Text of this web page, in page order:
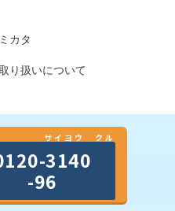
カタ
り扱いについて
サイヨウ クル
3140
-96
｜エン株式会社（旧：エ
社）